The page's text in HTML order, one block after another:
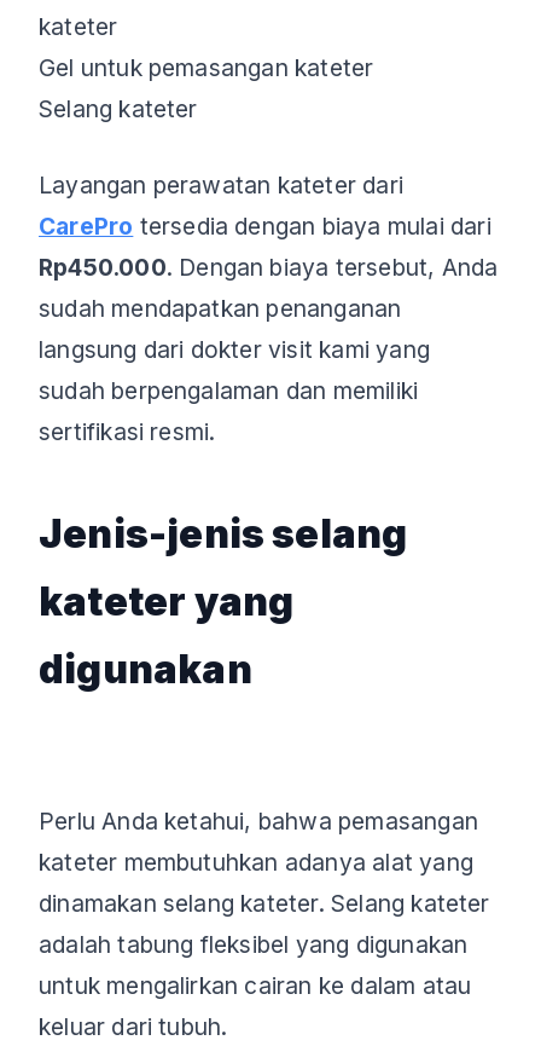
kateter
Gel untuk pemasangan kateter
Selang kateter
Layangan perawatan kateter dari
CarePro tersedia dengan biaya mulai dari
Rp450.000. Dengan biaya tersebut, Anda
sudah mendapatkan penanganan
langsung dari dokter visit kami yang
sudah berpengalaman dan memiliki
sertifikasi resmi.
Jenis-jenis selang
kateter yang
digunakan
Perlu Anda ketahui, bahwa pemasangan
kateter membutuhkan adanya alat yang
dinamakan selang kateter. Selang kateter
adalah tabung fleksibel yang digunakan
untuk mengalirkan cairan ke dalam atau
keluar dari tubuh.